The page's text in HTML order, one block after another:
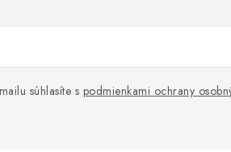
súhlasíte s podmienkami ochrany